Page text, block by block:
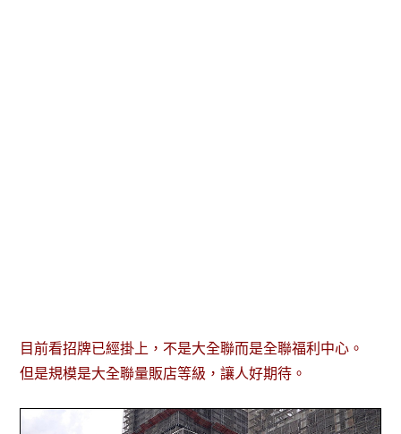
目前看招牌已經掛上，不是大全聯而是全聯福利中心。
但是規模是大全聯量販店等級，讓人好期待。